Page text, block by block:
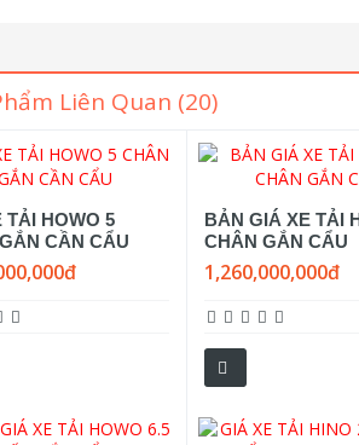
Liên Quan (20)
TẢI HOWO 5
CẦN CẨU
BẢN GIÁ XE TẢI
CHÂN GẮN CẨU
1,260,000,000đ